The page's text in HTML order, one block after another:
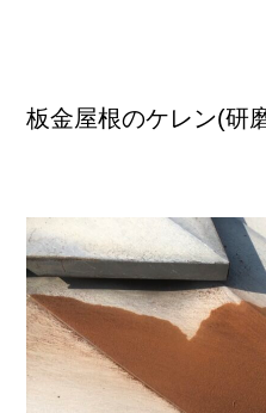
板金屋根のケレン(研